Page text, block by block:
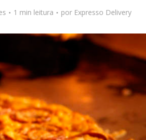
1 min leitura por Expresso Delivery